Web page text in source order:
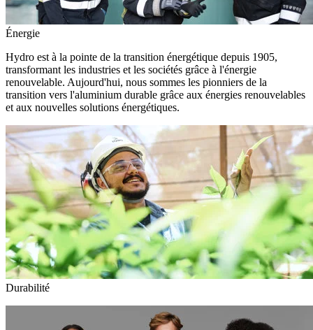
Énergie
Hydro est à la pointe de la transition énergétique depuis 1905,
transformant les industries et les sociétés grâce à l'énergie
renouvelable. Aujourd'hui, nous sommes les pionniers de la
transition vers l'aluminium durable grâce aux énergies renouvelables
et aux nouvelles solutions énergétiques.
Durabilité